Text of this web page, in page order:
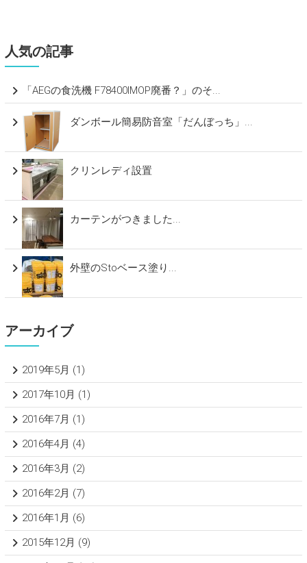
人気の記事
「AEGの食洗機 F78400IMOP廃番？」のそ...
ダンボール簡易防音室「だんぼっち」...
クリンレディ設置
カーテンがつきました...
外壁のStoベース塗り...
アーカイブ
2019年5月 (1)
2017年10月 (1)
2016年7月 (1)
2016年4月 (4)
2016年3月 (2)
2016年2月 (7)
2016年1月 (6)
2015年12月 (9)